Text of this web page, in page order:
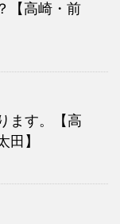
【高崎・前
ます。【高
田】